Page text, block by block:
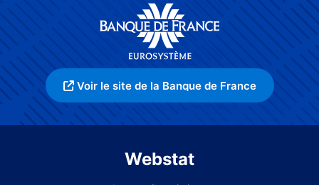
Voir le site de la Banque de France
Webstat